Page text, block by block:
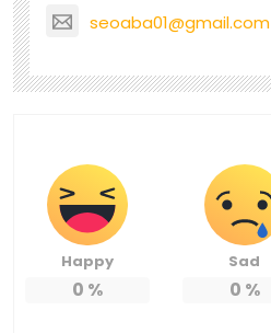
seoaba01@gmail.com
Happy
0 %
Sad
0 %